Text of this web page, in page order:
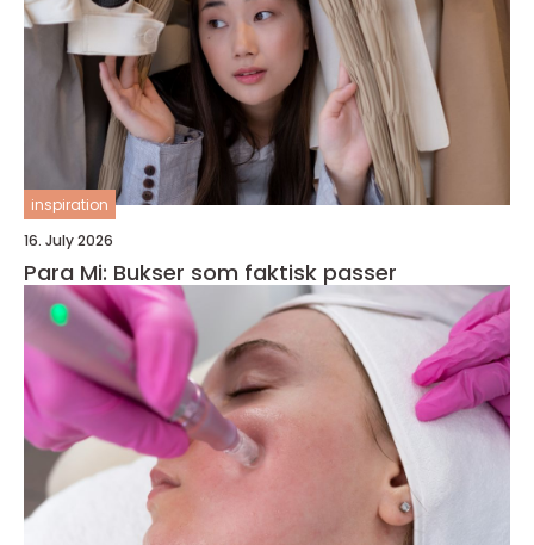
inspiration
16. July 2026
Para Mi: Bukser som faktisk passer